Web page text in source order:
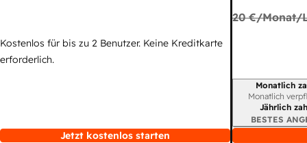
Kostenlos für bis zu 2 Benutzer. Keine Kreditkarte
erforderlich.
Jetzt kostenlos starten
20 €/Monat/
Monatlich
Monatlich
Jährlich
BESTES